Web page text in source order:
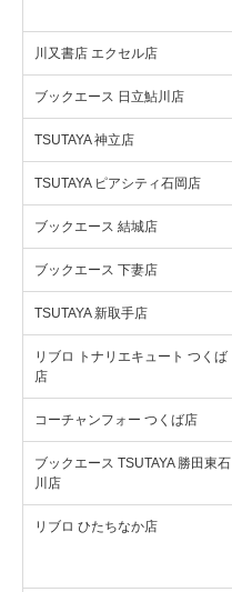
川又書店 エクセル店
ブックエース 日立鮎川店
TSUTAYA 神立店
TSUTAYA ピアシティ石岡店
ブックエース 結城店
ブックエース 下妻店
TSUTAYA 新取手店
リブロ トナリエキュート つくば
店
コーチャンフォー つくば店
ブックエース TSUTAYA 勝田東石
川店
リブロ ひたちなか店